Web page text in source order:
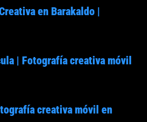
en Barakaldo |
| Fotografía creativa móvil
creativa móvil en